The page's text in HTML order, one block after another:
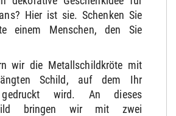
Hier ist sie. Schenken Sie
einem Menschen, den Sie
wir die Metallschildkröte mit
Schild, auf dem Ihr
gedruckt wird. An dieses
bringen wir mit zwei